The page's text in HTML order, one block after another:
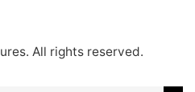
All rights reserved.